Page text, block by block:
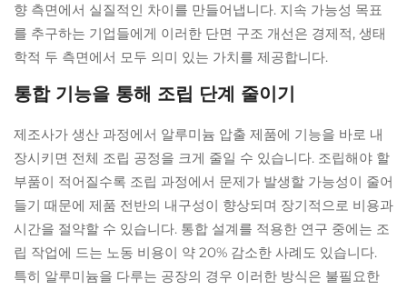
향 측면에서 실질적인 차이를 만들어냅니다. 지속 가능성 목표
를 추구하는 기업들에게 이러한 단면 구조 개선은 경제적, 생태
학적 두 측면에서 모두 의미 있는 가치를 제공합니다.
통합 기능을 통해 조립 단계 줄이기
제조사가 생산 과정에서 알루미늄 압출 제품에 기능을 바로 내
장시키면 전체 조립 공정을 크게 줄일 수 있습니다. 조립해야 할
부품이 적어질수록 조립 과정에서 문제가 발생할 가능성이 줄어
들기 때문에 제품 전반의 내구성이 향상되며 장기적으로 비용과
시간을 절약할 수 있습니다. 통합 설계를 적용한 연구 중에는 조
립 작업에 드는 노동 비용이 약 20% 감소한 사례도 있습니다.
특히 알루미늄을 다루는 공장의 경우 이러한 방식은 불필요한